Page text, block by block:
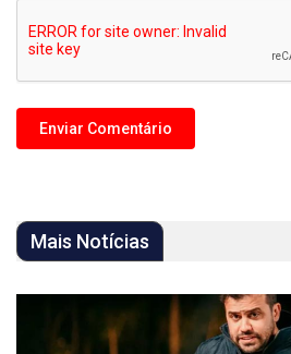
Mais Notícias